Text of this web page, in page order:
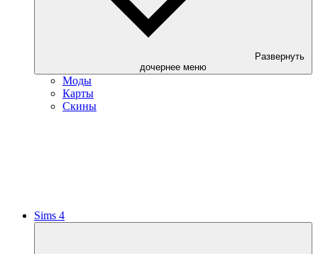
Развернуть
дочернее меню
Моды
Карты
Скины
Sims 4